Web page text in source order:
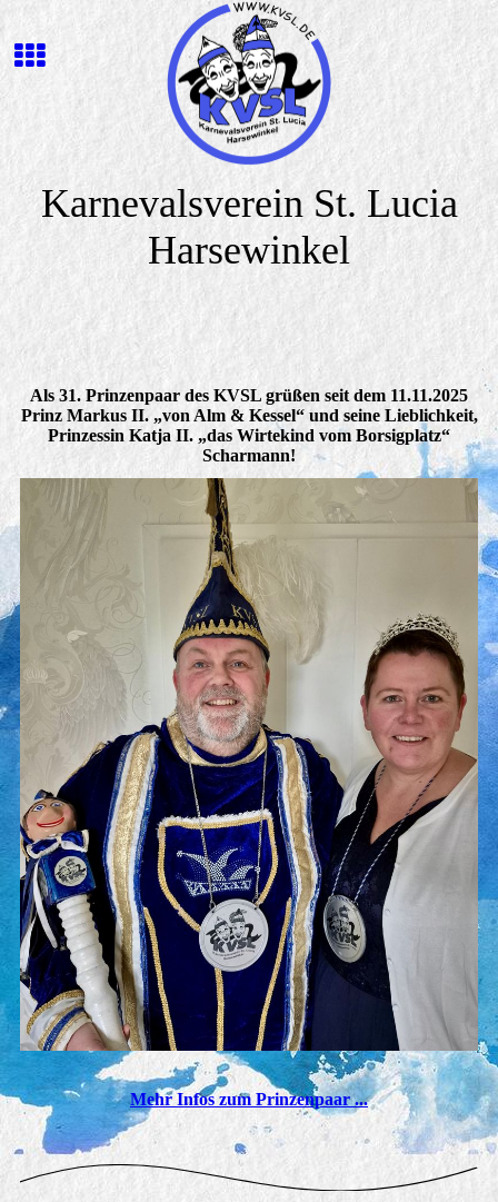
Karnevalsverein St. Lucia
Harsewinkel
Als 31. Prinzenpaar des KVSL grüßen seit dem 11.11.2025
Prinz Markus II. „von Alm & Kessel“ und seine Lieblichkeit,
Prinzessin Katja II. „das Wirtekind vom Borsigplatz“
Scharmann!
Mehr Infos zum Prinzenpaar ...